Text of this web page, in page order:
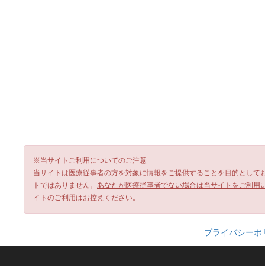
※当サイトご利用についてのご注意
当サイトは医療従事者の方を対象に情報をご提供することを目的とし
トではありません。 あなたが医療従事者でない場合は当サイトをご利
イトのご利用はお控えください。
プライバシーポ